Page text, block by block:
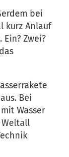
bei
kurz Anlauf
Zwei?
Bei
Wasser